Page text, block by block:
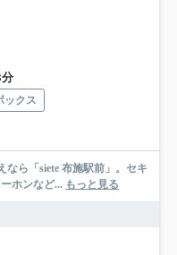
ックス
ら「siete 布施駅前」。セキ
ホンなど... もっと見る